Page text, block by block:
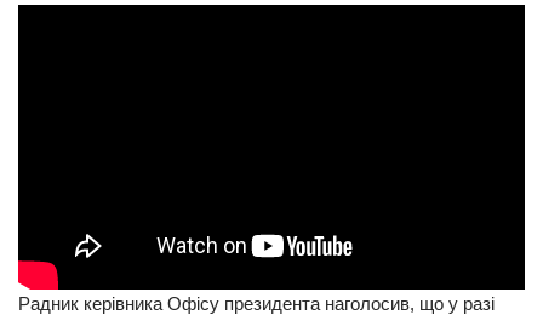
Шоу-біз
Радник керівника Офісу президента наголосив, що у разі